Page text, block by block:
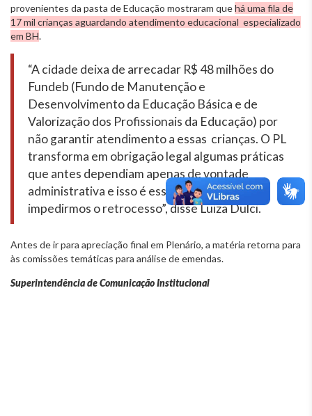
provenientes da pasta de Educação mostraram quehá uma fila de
17 mil crianças aguardando atendimento educacional especializado
em BH.
“A cidade deixa de arrecadar R$ 48 milhões do
Fundeb (Fundo de Manutenção e
Desenvolvimento da Educação Básica e de
Valorização dos Profissionais da Educação) por
não garantir atendimento a essas crianças. O PL
transforma em obrigação legal algumas práticas
que antes dependiam apenas de vontade
administrativa e isso é essencial para
impedirmos o retrocesso”, disse Luiza Dulci.
Antes de ir para apreciação final em Plenário, a matéria retorna para
às comissões temáticas para análise de emendas.
Superintendência de Comunicação Institucional